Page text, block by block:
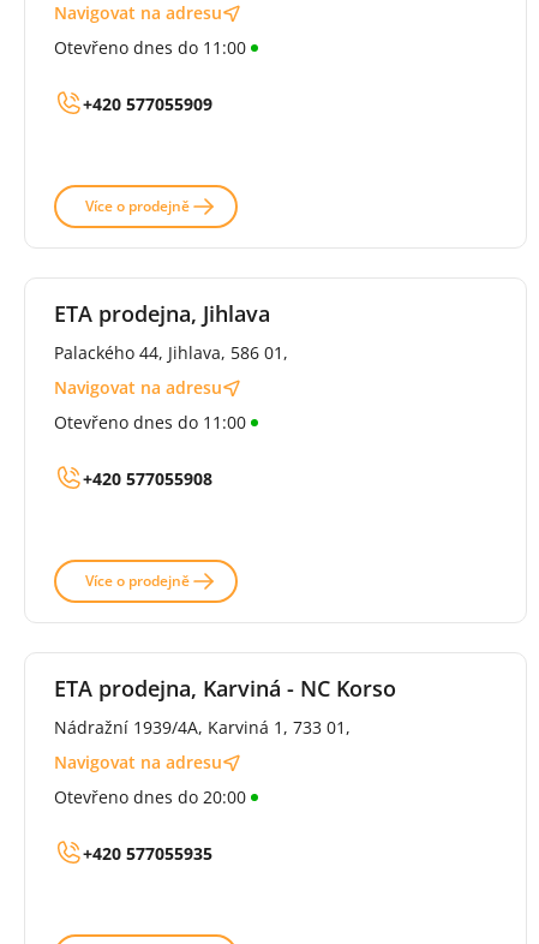
Navigovat na adresu
Otevřeno dnes do 11:00
+420 577055909
Více o prodejně
ETA prodejna, Jihlava
Palackého 44, Jihlava, 586 01,
Navigovat na adresu
Otevřeno dnes do 11:00
+420 577055908
Více o prodejně
ETA prodejna, Karviná - NC Korso
Nádražní 1939/4A, Karviná 1, 733 01,
Navigovat na adresu
Otevřeno dnes do 20:00
+420 577055935